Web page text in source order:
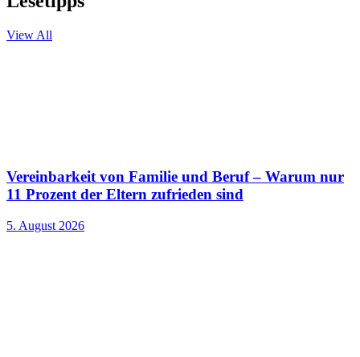
View All
Vereinbarkeit von Familie und Beruf – Warum nur
11 Prozent der Eltern zufrieden sind
5. August 2026